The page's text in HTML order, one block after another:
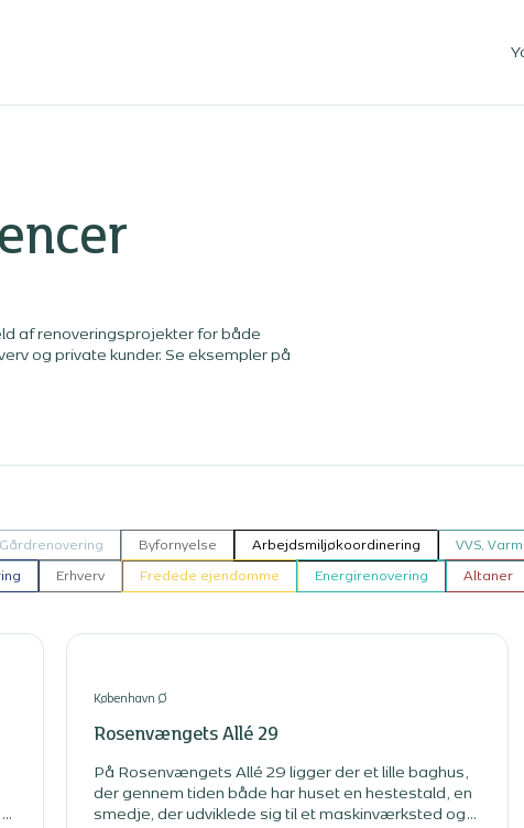
af renoveringsprojekter for både
og private kunder. Se eksempler på
Byfornyelse Arbejdsmiljøkoordinering VVS,
Erhverv Fredede ejendomme Energirenovering Altaner
København Ø
Rosenvængets Allé 29
På Rosenvængets Allé 29 ligger der et lille baghus,
der gennem tiden både har huset en hestestald, en
smedje, der udviklede sig til et maskinværksted og